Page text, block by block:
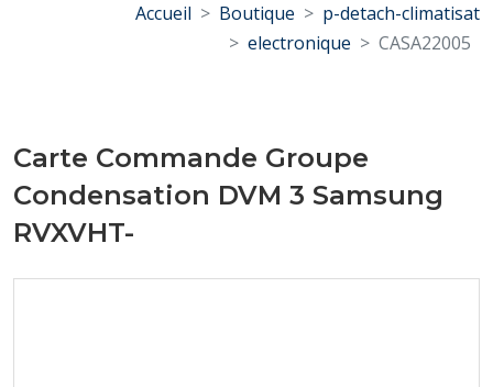
Accueil Boutique
p-detach-climatisat
electronique
CASA22005
Carte Commande Groupe
Condensation DVM 3 Samsung
RVXVHT-